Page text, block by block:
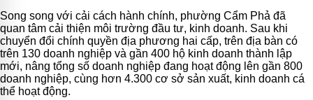
Song song với cải cách hành chính, phường Cẩm Phả đã
quan tâm cải thiện môi trường đầu tư, kinh doanh. Sau khi
chuyển đổi chính quyền địa phương hai cấp, trên địa bàn có
trên 130 doanh nghiệp và gần 400 hộ kinh doanh thành lập
mới, nâng tổng số doanh nghiệp đang hoạt động lên gần 800
doanh nghiệp, cùng hơn 4.300 cơ sở sản xuất, kinh doanh cá
thể hoạt động.